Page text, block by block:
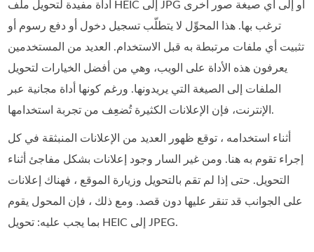
أداة مفيدة لتحويل ملف HEIC إلى JPG أو إلى أي صيغة صور أخرى
ترغب بها. هذا المحوِّل لا يتطلّب تسجيل دخول أو دفع رسوم أو
تثبيت أي ملفات مرتبطة به قبل الاستخدام. العديد من المستخدمين
يعرفون هذه الأداة على الويب، وهي من أفضل الخيارات لتحويل
الملفات إلى الصيغة التي يريدونها. ورغم كونها أداة مجانية عبر
الإنترنت، فإن الإعلانات الكثيرة تُضعِف من تجربة استخدامها.
أثناء استخدامه ، توقع ظهور العديد من الإعلانات المنبثقة في كل
إجراء تقوم به هنا. ومن غير السار وجود إعلانات بشكل مفاجئ أثناء
التحويل. حتى إذا لم تقم بالتحويل وزيارة الموقع ، فهناك إعلانات
على الجوانب قد تنقر عليها دون قصد. ومع ذلك ، فإن المحول يقوم
بما يجب عليه: تحويل HEIC إلى JPEG.